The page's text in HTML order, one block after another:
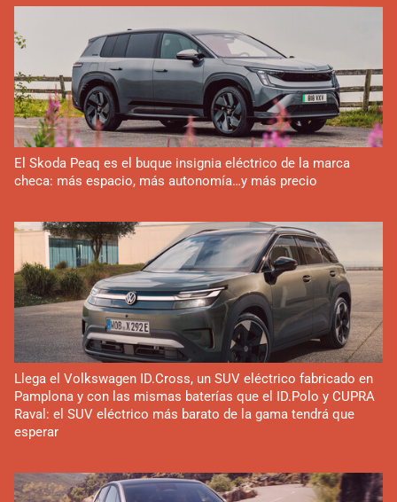
El Skoda Peaq es el buque insignia eléctrico de la marca
checa: más espacio, más autonomía…y más precio
Llega el Volkswagen ID.Cross, un SUV eléctrico fabricado en
Pamplona y con las mismas baterías que el ID.Polo y CUPRA
Raval: el SUV eléctrico más barato de la gama tendrá que
esperar